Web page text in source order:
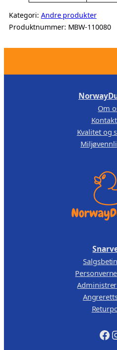
u
t
t
Kategori:Andre produkter
Produktnummer: MBW-110080
Om
Kvalitet og